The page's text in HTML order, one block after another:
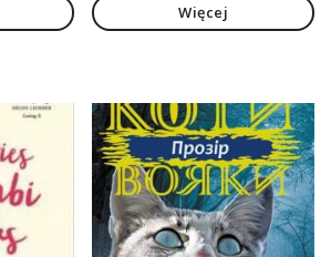
Więcej